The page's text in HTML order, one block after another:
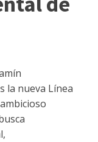
la nueva Línea